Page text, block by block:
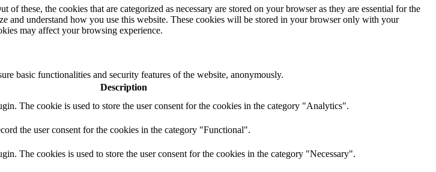
these, the cookies that are categorized as necessary are stored on your browser as they are essential for the
and understand how you use this website. These cookies will be stored in your browser only with your
may affect your browsing experience.
basic functionalities and security features of the website, anonymously.
Description
The cookie is used to store the user consent for the cookies in the category "Analytics".
the user consent for the cookies in the category "Functional".
The cookies is used to store the user consent for the cookies in the category "Necessary".